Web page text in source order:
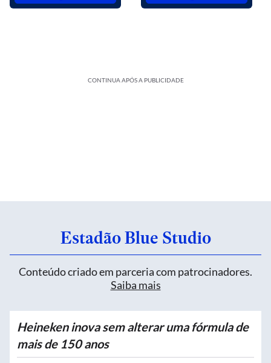
CONTINUA APÓS A PUBLICIDADE
Estadão Blue Studio
Conteúdo criado em parceria com patrocinadores.
Saiba mais
Heineken inova sem alterar uma fórmula de
mais de 150 anos